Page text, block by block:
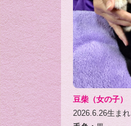
豆柴（女の子）
2026.6.26生まれ